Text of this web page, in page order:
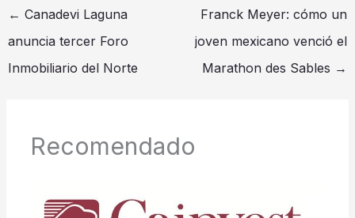
← Canadevi Laguna
anuncia tercer Foro
Inmobiliario del Norte
Franck Meyer: cómo un
joven mexicano venció el
Marathon des Sables →
Recomendado